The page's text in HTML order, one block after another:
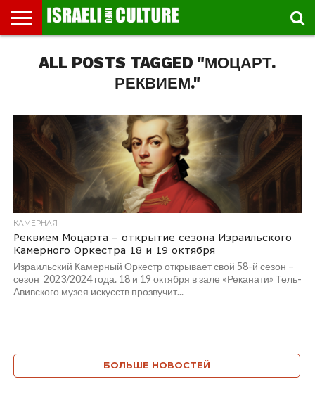
МУЗЕИ
СТРАНА
ФЕСТИВАЛЕЙ
ТЕАТР
КНИГИ.
ТЕКСТЫ
МУЗЫКА
РЕЛИГИЯ/
ИСТОРИЯ
ДВИЖЕНИЕ
ДЕТИ
ВЫХОДНОГО
МАРШРУТЫ
ПРОГУЛЬЩИКА
ВИДЕО-
РЕЧИ
ВПЕЧАТЛЕНИЯ
ВСТРЕЧИ
ИНТЕРВЬЮ
КИНО
TEL
AVIV
ALL POSTS TAGGED "МОЦАРТ.
РЕКВИЕМ."
КАМЕРНАЯ
Реквием Моцарта – открытие сезона Израильского
Камерного Оркестра 18 и 19 октября
Израильский Камерный Оркестр открывает свой 58-й сезон –
сезон 2023/2024 года. 18 и 19 октября в зале «Реканати» Тель-
Авивского музея искусств прозвучит...
БОЛЬШЕ НОВОСТЕЙ